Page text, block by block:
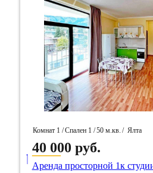
Комнат 1 /Спален 1 /50 м.кв. / Ялта
/ Идентификатор собственность 19941
40 000 руб.
____
Аренда просторной 1к